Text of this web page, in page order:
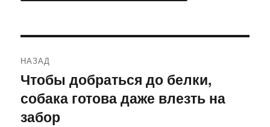
по
записям
НАЗАД
Предыдущая
запись:
Чтобы добраться до белки,
собака готова даже влезть на
забор